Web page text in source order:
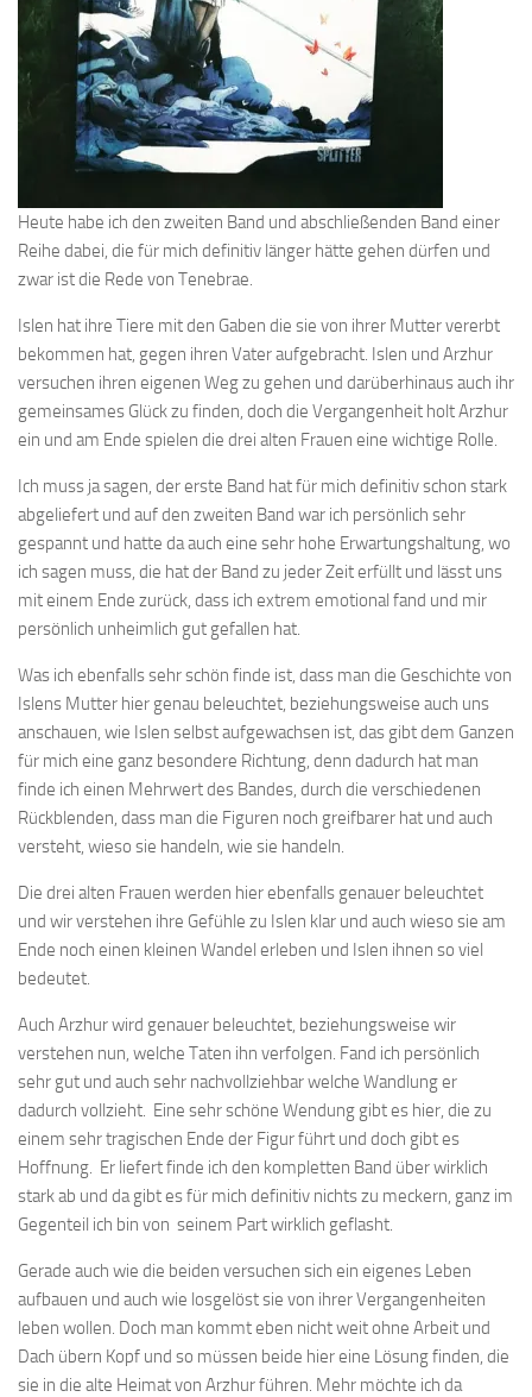
Heute habe ich den zweiten Band und abschließenden Band einer
Reihe dabei, die für mich definitiv länger hätte gehen dürfen und
zwar ist die Rede von Tenebrae.
Islen hat ihre Tiere mit den Gaben die sie von ihrer Mutter vererbt
bekommen hat, gegen ihren Vater aufgebracht. Islen und Arzhur
versuchen ihren eigenen Weg zu gehen und darüberhinaus auch ihr
gemeinsames Glück zu finden, doch die Vergangenheit holt Arzhur
ein und am Ende spielen die drei alten Frauen eine wichtige Rolle.
Ich muss ja sagen, der erste Band hat für mich definitiv schon stark
abgeliefert und auf den zweiten Band war ich persönlich sehr
gespannt und hatte da auch eine sehr hohe Erwartungshaltung, wo
ich sagen muss, die hat der Band zu jeder Zeit erfüllt und lässt uns
mit einem Ende zurück, dass ich extrem emotional fand und mir
persönlich unheimlich gut gefallen hat.
Was ich ebenfalls sehr schön finde ist, dass man die Geschichte von
Islens Mutter hier genau beleuchtet, beziehungsweise auch uns
anschauen, wie Islen selbst aufgewachsen ist, das gibt dem Ganzen
für mich eine ganz besondere Richtung, denn dadurch hat man
finde ich einen Mehrwert des Bandes, durch die verschiedenen
Rückblenden, dass man die Figuren noch greifbarer hat und auch
versteht, wieso sie handeln, wie sie handeln.
Die drei alten Frauen werden hier ebenfalls genauer beleuchtet
und wir verstehen ihre Gefühle zu Islen klar und auch wieso sie am
Ende noch einen kleinen Wandel erleben und Islen ihnen so viel
bedeutet.
Auch Arzhur wird genauer beleuchtet, beziehungsweise wir
verstehen nun, welche Taten ihn verfolgen. Fand ich persönlich
sehr gut und auch sehr nachvollziehbar welche Wandlung er
dadurch vollzieht. Eine sehr schöne Wendung gibt es hier, die zu
einem sehr tragischen Ende der Figur führt und doch gibt es
Hoffnung. Er liefert finde ich den kompletten Band über wirklich
stark ab und da gibt es für mich definitiv nichts zu meckern, ganz im
Gegenteil ich bin von seinem Part wirklich geflasht.
Gerade auch wie die beiden versuchen sich ein eigenes Leben
aufbauen und auch wie losgelöst sie von ihrer Vergangenheiten
leben wollen. Doch man kommt eben nicht weit ohne Arbeit und
Dach übern Kopf und so müssen beide hier eine Lösung finden, die
sie in die alte Heimat von Arzhur führen. Mehr möchte ich da